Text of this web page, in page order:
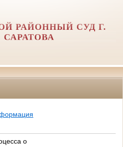
РАЙОННЫЙ СУД Г.
САРАТОВА
о